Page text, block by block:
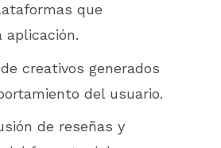
que
aplicación.
creativos generados
del usuario.
de reseñas y